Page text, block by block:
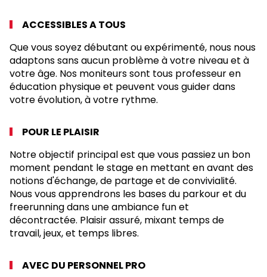
ACCESSIBLES A TOUS
Que vous soyez débutant ou expérimenté, nous nous
adaptons sans aucun problème à votre niveau et à
votre âge. Nos moniteurs sont tous professeur en
éducation physique et peuvent vous guider dans
votre évolution, à votre rythme.
POUR LE PLAISIR
Notre objectif principal est que vous passiez un bon
moment pendant le stage en mettant en avant des
notions d'échange, de partage et de convivialité.
Nous vous apprendrons les bases du parkour et du
freerunning dans une ambiance fun et
décontractée. Plaisir assuré, mixant temps de
travail, jeux, et temps libres.
AVEC DU PERSONNEL PRO